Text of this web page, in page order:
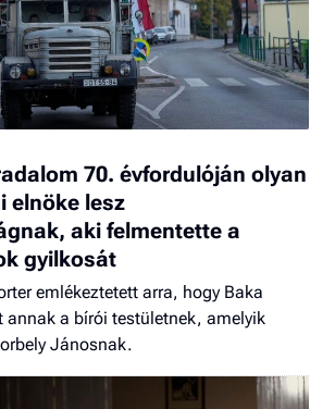
70. évfordulóján olyan
elnöke lesz
aki felmentette a
gyilkosát
emlékeztetett arra, hogy Baka
annak a bírói testületnek, amelyik
Jánosnak.